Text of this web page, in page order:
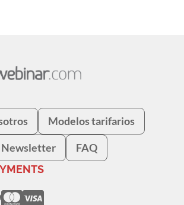
Modelos tarifarios
Newsletter FAQ